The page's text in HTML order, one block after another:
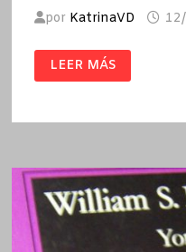
por KatrinaVD
LAS
CARTAS
DE
/
ALLEN
GINSBERG
LEER MÁS